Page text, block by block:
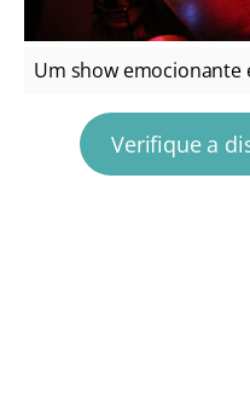
Um show emocionante
Verifique a